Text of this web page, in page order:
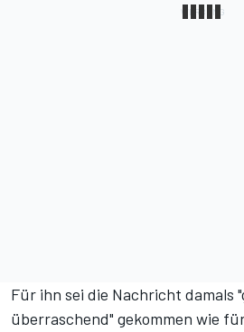
Für ihn sei die Nachricht damals
überraschend" gekommen wie